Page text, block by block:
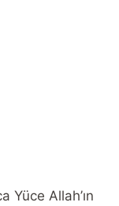
Yüce Allah’ın